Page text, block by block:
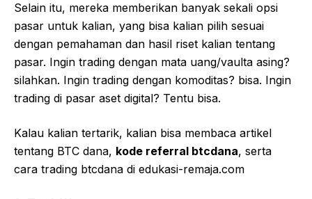
Selain itu, mereka memberikan banyak sekali opsi
pasar untuk kalian, yang bisa kalian pilih sesuai
dengan pemahaman dan hasil riset kalian tentang
pasar. Ingin trading dengan mata uang/vaulta asing?
silahkan. Ingin trading dengan komoditas? bisa. Ingin
trading di pasar aset digital? Tentu bisa.
Kalau kalian tertarik, kalian bisa membaca artikel
tentang BTC dana, kode referral btcdana, serta
cara trading btcdana di edukasi-remaja.com